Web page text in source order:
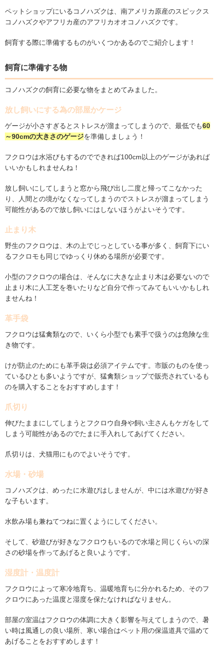
ペットショップにいるコノハズクは、南アメリカ原産のスピックス
コノハズクやアフリカ産のアフリカオオコノハズクです。
飼育する際に準備するものがいくつかあるのでご紹介します！
飼育に準備する物
コノハズクの飼育に必要な物をまとめてみました。
放し飼いにする為の部屋かケージ
ゲージが小さすぎるとストレスが溜まってしまうので、最低でも60
～90cmの大きさのゲージを準備しましょう！
フクロウは水浴びもするのでできれば100cm以上のゲージがあれば
いいかもしれませんね！
放し飼いにしてしまうと窓から飛び出し二度と帰ってこなかった
り、人間との境がなくなってしまうのでストレスが溜まってしまう
可能性があるので放し飼いにはしないほうがよいそうです。
止まり木
野生のフクロウは、木の上でじっとしている事が多く、飼育下にい
るフクロモも同じでゆっくり休める場所が必要です。
小型のフクロウの場合は、そんなに大きな止まり木は必要ないので
止まり木に人工芝を巻いたりなど自分で作ってみてもいいかもしれ
ませんね！
革手袋
フクロウは猛禽類なので、いくら小型でも素手で扱うのは危険な生
き物です。
けが防止のためにも革手袋は必須アイテムです。市販のものを使っ
ているひとも多いようですが、猛禽類ショップで販売されているも
のを購入することをおすすめします！
爪切り
伸びたままにしてしまうとフクロウ自身や飼い主さんもケガをして
しまう可能性があるのでたまに手入れしてあげてください。
爪切りは、犬猫用にものでよいそうです。
水場・砂場
コノハズクは、めったに水遊びはしませんが、中には水遊びが好き
な子もいます。
水飲み場も兼ねてつねに置くようにしてください。
そして、砂遊びが好きなフクロウもいるので水場と同じくらいの深
さの砂場を作ってあげると良いようです。
湿度計・温度計
フクロウによって寒冷地育ち、温暖地育ちに分かれるため、そのフ
クロウにあった温度と湿度を保たなければなりません。
部屋の室温はフクロウの体調に大きく影響を与えてしまうので、暑
い時は風通しの良い場所、寒い場合はペット用の保温道具で温めて
あげることをおすすめします！